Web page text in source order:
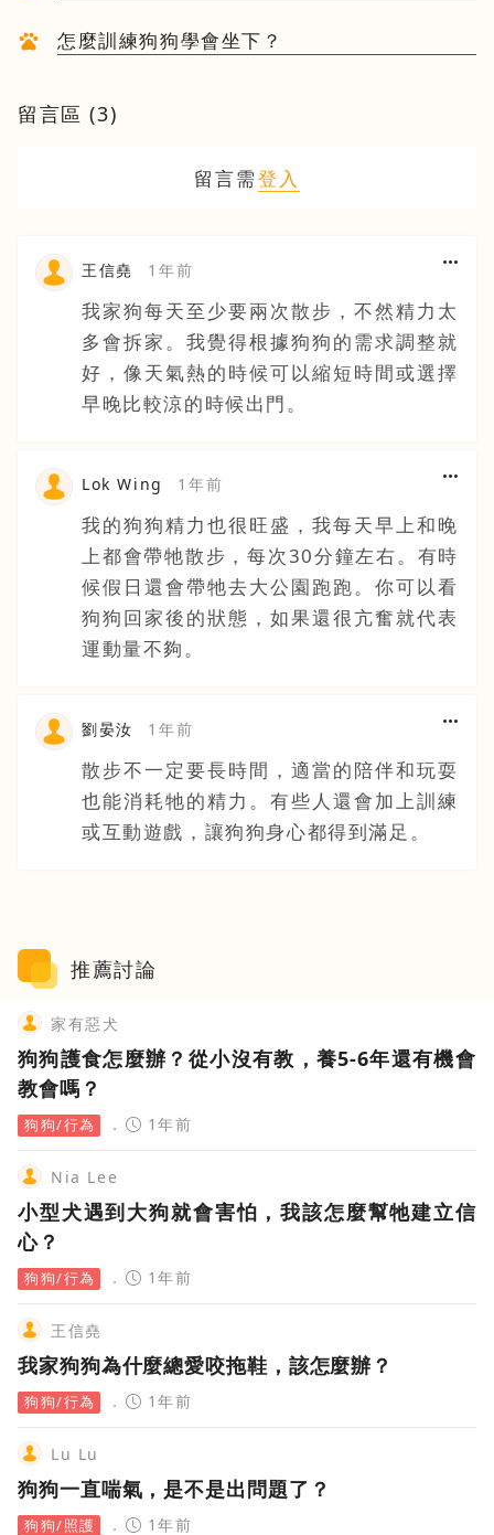
怎麼訓練狗狗學會坐下？
留言區 (3)
留言需登入
王信堯 1年前
我家狗每天至少要兩次散步，不然精力太
多會拆家。我覺得根據狗狗的需求調整就
好，像天氣熱的時候可以縮短時間或選擇
早晚比較涼的時候出門。
Lok Wing 1年前
我的狗狗精力也很旺盛，我每天早上和晚
上都會帶牠散步，每次30分鐘左右。有時
候假日還會帶牠去大公園跑跑。你可以看
狗狗回家後的狀態，如果還很亢奮就代表
運動量不夠。
劉晏汝 1年前
散步不一定要長時間，適當的陪伴和玩耍
也能消耗牠的精力。有些人還會加上訓練
或互動遊戲，讓狗狗身心都得到滿足。
推薦討論
家有惡犬
狗狗護食怎麼辦？從小沒有教，養5-6年還有機會
教會嗎？
狗狗/行為 1年前
Nia Lee
小型犬遇到大狗就會害怕，我該怎麼幫牠建立信
心？
狗狗/行為 1年前
王信堯
我家狗狗為什麼總愛咬拖鞋，該怎麼辦？
狗狗/行為 1年前
Lu Lu
狗狗一直喘氣，是不是出問題了？
狗狗/照護 1年前